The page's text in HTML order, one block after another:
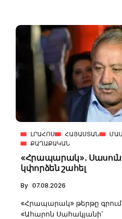
ԼՐԱՀՈՍ ՀԱՅԱՍՏԱՆ
ՔԱՂԱՔԱԿԱՆ
«Հրապարակ»․
կփորձեն շահել
By 07.08.2026
«Հրապարակ» թերթը գրում
«Ահարոն Սահակյանի՝